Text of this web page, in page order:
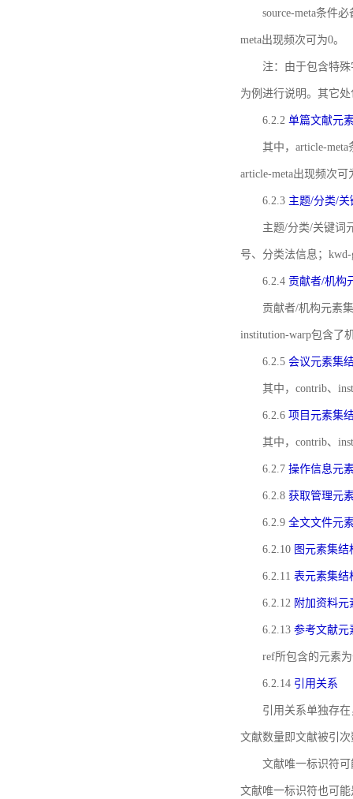
source-meta条件
meta出现频次可为0。
注：由于包含特殊
为例进行说明。其它
6.2.2 单篇文献元
其中，article-
article-meta出现频次可
6.2.3 主题/分类/
主题/分类/关键词
号、分类法信息；
6.2.4 贡献者/机构
贡献者/机构元素
institution-warp包含了
6.2.5 会议元素集
其中，contrib、
6.2.6 项目元素集
其中，contrib、
6.2.7 操作信息元
6.2.8 获取管理元
6.2.9 全文文件元
6.2.10 图元素集结
6.2.11 表元素集结
6.2.12 附加资料元
6.2.13 参考文献元
ref所包含的元素
6.2.14 引用关系
引用关系单独存
文献数量即文献被引
文献唯一标识符
文献唯一标识符也可